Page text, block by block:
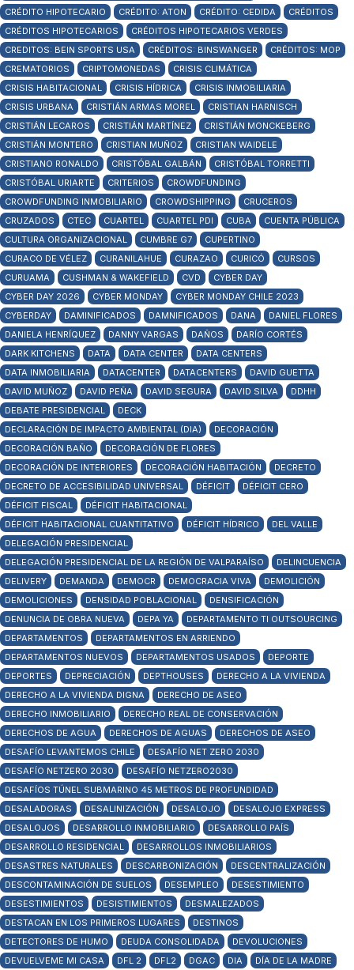
CRÉDITO HIPOTECARIO
CRÉDITO: ATON CRÉDITO: CEDIDA
CRÉDITOS
CRÉDITOS HIPOTECARIOS
CRÉDITOS HIPOTECARIOS VERDES
CREDITOS: BEIN SPORTS USA
CRÉDITOS: BINSWANGER
CRÉDITOS: MOP
CREMATORIOS
CRIPTOMONEDAS
CRISIS CLIMÁTICA
CRISIS HABITACIONAL
CRISIS HÍDRICA
CRISIS INMOBILIARIA
CRISIS URBANA
CRISTIÁN ARMAS MOREL
CRISTIAN HARNISCH
CRISTIÁN LECAROS
CRISTIÁN MARTÍNEZ
CRISTIÁN MONCKEBERG
CRISTIÁN MONTERO
CRISTIAN MUÑOZ
CRISTIAN WAIDELE
CRISTIANO RONALDO
CRISTÓBAL GALBÁN
CRISTÓBAL TORRETTI
CRISTÓBAL URIARTE
CRITERIOS
CROWDFUNDING
CROWDFUNDING INMOBILIARIO
CROWDSHIPPING
CRUCEROS
CRUZADOS
CTEC CUARTEL CUARTEL PDI CUBA
CUENTA PÚBLICA
CULTURA ORGANIZACIONAL
CUMBRE G7
CUPERTINO
CURACO DE VÉLEZ
CURANILAHUE CURAZAO CURICÓ
CURSOS
CURUAMA
CUSHMAN & WAKEFIELD CVD
CYBER DAY
CYBER DAY 2026
CYBER MONDAY
CYBER MONDAY CHILE 2023
CYBERDAY
DAMINIFICADOS DAMNIFICADOS DANA
DANIEL FLORES
DANIELA HENRÍQUEZ
DANNY VARGAS DAÑOS
DARÍO CORTÉS
DARK KITCHENS
DATA DATA CENTER
DATA CENTERS
DATA INMOBILIARIA
DATACENTER DATACENTERS
DAVID GUETTA
DAVID MUÑOZ
DAVID PEÑA DAVID SEGURA DAVID SILVA
DDHH
DEBATE PRESIDENCIAL
DECK
DECLARACIÓN DE IMPACTO AMBIENTAL (DIA)
DECORACIÓN
DECORACIÓN BAÑO
DECORACIÓN DE FLORES
DECORACIÓN DE INTERIORES
DECORACIÓN HABITACIÓN
DECRETO
DECRETO DE ACCESIBILIDAD UNIVERSAL
DÉFICIT
DÉFICIT CERO
DÉFICIT FISCAL
DÉFICIT HABITACIONAL
DÉFICIT HABITACIONAL CUANTITATIVO
DÉFICIT HÍDRICO
DEL VALLE
DELEGACIÓN PRESIDENCIAL
DELEGACIÓN PRESIDENCIAL DE LA REGIÓN DE VALPARAÍSO
DELINCUENCIA
DELIVERY
DEMANDA DEMOCR DEMOCRACIA VIVA
DEMOLICIÓN
DEMOLICIONES
DENSIDAD POBLACIONAL
DENSIFICACIÓN
DENUNCIA DE OBRA NUEVA
DEPA YA
DEPARTAMENTO TI OUTSOURCING
DEPARTAMENTOS
DEPARTAMENTOS EN ARRIENDO
DEPARTAMENTOS NUEVOS
DEPARTAMENTOS USADOS
DEPORTE
DEPORTES
DEPRECIACIÓN DEPTHOUSES
DERECHO A LA VIVIENDA
DERECHO A LA VIVIENDA DIGNA
DERECHO DE ASEO
DERECHO INMOBILIARIO
DERECHO REAL DE CONSERVACIÓN
DERECHOS DE AGUA
DERECHOS DE AGUAS
DERECHOS DE ASEO
DESAFÍO LEVANTEMOS CHILE
DESAFÍO NET ZERO 2030
DESAFÍO NETZERO 2030
DESAFÍO NETZERO2030
DESAFÍOS TÚNEL SUBMARINO 45 METROS DE PROFUNDIDAD
DESALADORAS
DESALINIZACIÓN DESALOJO
DESALOJO EXPRESS
DESALOJOS
DESARROLLO INMOBILIARIO
DESARROLLO PAÍS
DESARROLLO RESIDENCIAL
DESARROLLOS INMOBILIARIOS
DESASTRES NATURALES
DESCARBONIZACIÓN
DESCENTRALIZACIÓN
DESCONTAMINACIÓN DE SUELOS
DESEMPLEO
DESESTIMIENTO
DESESTIMIENTOS
DESISTIMIENTOS
DESMALEZADOS
DESTACAN EN LOS PRIMEROS LUGARES
DESTINOS
DETECTORES DE HUMO
DEUDA CONSOLIDADA
DEVOLUCIONES
DEVUELVEME MI CASA
DFL 2 DFL2 DGAC DIA
DÍA DE LA MADRE